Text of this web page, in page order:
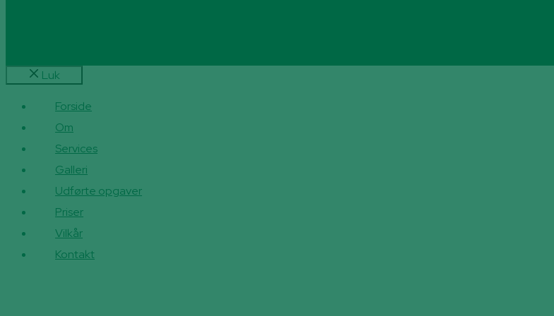
Luk
Forside
Om
Services
Galleri
Udførte opgaver
Priser
Vilkår
Kontakt